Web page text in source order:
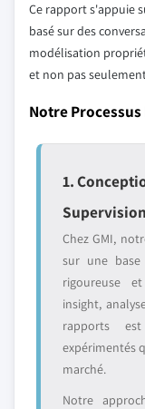
Ce rapport s'appuie
basé sur des
modélisation
et non pas
Notre Processus
1.
Chez GMI,
sur une base
rigoureuse
insight,
rapports
expérimentés
marché.
Notre